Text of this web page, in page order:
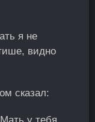
я не
видно
сказал: